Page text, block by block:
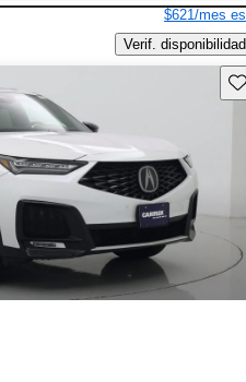
$621/mes
Verif. disponibilidad